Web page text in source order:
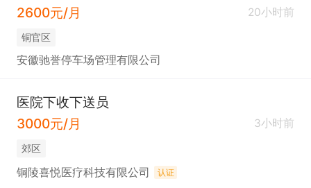
2600元/月
20小时前
铜官区
安徽驰誉停车场管理有限公司
医院下收下送员
3000元/月
3小时前
郊区
铜陵喜悦医疗科技有限公司 认证